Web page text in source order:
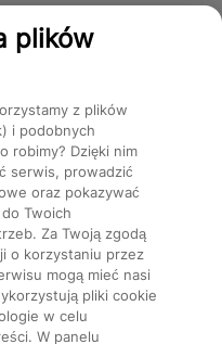
CMS
plików
z plików
i podobnych
robimy? Dzięki nim
serwis, prowadzić
oraz pokazywać
Twoich
Za Twoją zgodą
o korzystaniu przez
mogą mieć nasi
pliki cookie
w celu
W panelu